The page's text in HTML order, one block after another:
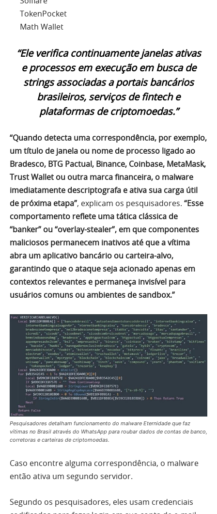
TokenPocket
Math Wallet
“Ele verifica continuamente janelas ativas
e processos em execução em busca de
strings associadas a portais bancários
brasileiros, serviços de fintech e
plataformas de criptomoedas.”
“Quando detecta uma correspondência, por exemplo,
um título de janela ou nome de processo ligado ao
Bradesco, BTG Pactual, Binance, Coinbase, MetaMask,
Trust Wallet ou outra marca financeira, o malware
imediatamente descriptografa e ativa sua carga útil
de próxima etapa”, explicam os pesquisadores. “Esse
comportamento reflete uma tática clássica de
“banker” ou “overlay-stealer”, em que componentes
maliciosos permanecem inativos até que a vítima
abra um aplicativo bancário ou carteira-alvo,
garantindo que o ataque seja acionado apenas em
contextos relevantes e permaneça invisível para
usuários comuns ou ambientes de sandbox.”
Pesquisadores detalham funcionamento do malware Eternidade que faz
vítimas no Brasil através do WhatsApp para roubar dados de contas de banco,
corretoras e carteiras de criptomoedas.
Caso encontre alguma correspondência, o malware
então ativa um segundo servidor.
Segundo os pesquisadores, eles usam credenciais